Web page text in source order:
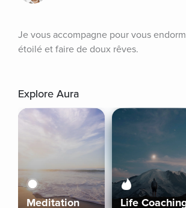
Je vous accompagne pour vous
étoilé et faire de doux rêves.
Explore Aura
Meditation Life